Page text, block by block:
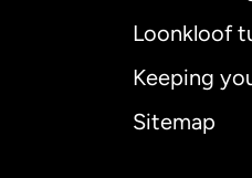
Loonkloof
Keeping
Sitemap